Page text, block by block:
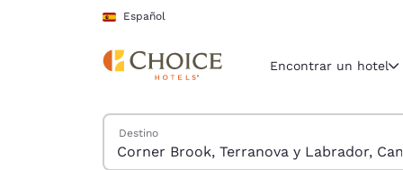
Saltar A Contenido Principal
Español
Región y
Encontrar un hotel
Buscar hoteles
Destino